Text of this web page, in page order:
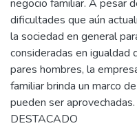
negocio familiar. A pesar
dificultades que aún
la sociedad en general
consideradas en igualdad
pares hombres, la
familiar brinda un marco
pueden ser aprovechadas.
DESTACADO